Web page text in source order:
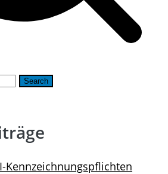
Kennzeichnungspflichten